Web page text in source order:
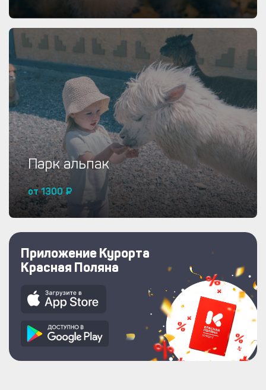
Купить от 1300 ₽
Парк альпак
от 1300 ₽
Купить от 1300 ₽
Приложение Курорта
Красная Поляна